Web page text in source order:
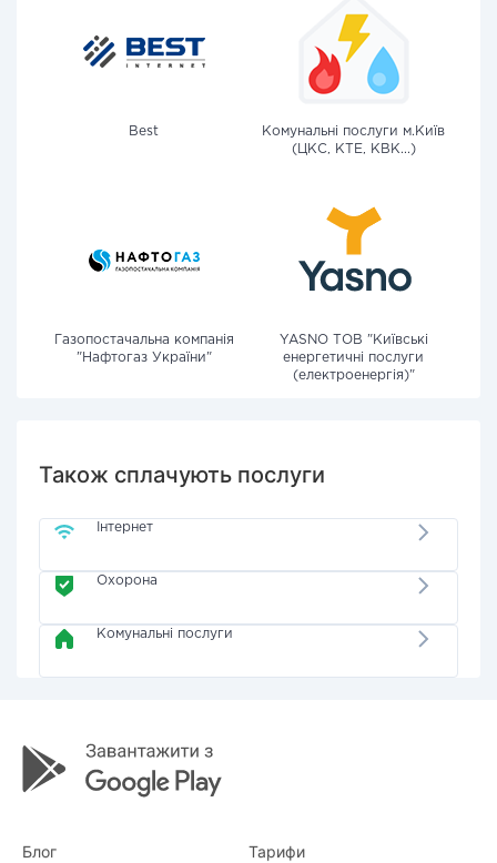
Best
Комунальні послуги м.Київ
(ЦКС, КТЕ, КВК...)
Газопостачальна компанія
"Нафтогаз України"
YASNO ТОВ "Київські
енергетичні послуги
(електроенергія)"
Також сплачують послуги
Інтернет
Охорона
Комунальні послуги
Блог Тарифи